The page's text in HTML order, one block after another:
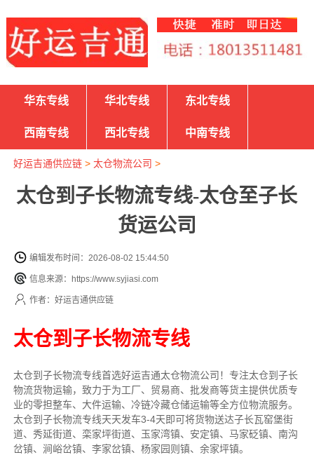
华东专线 华北专线 东北专线
西南专线 西北专线 中南专线
好运吉通供应链> 太仓物流公司 >
太仓到子长物流专线-太仓至子长
货运公司
编辑发布时间：2026-08-02 15:44:50
信息来源：https://www.syjiasi.com
作者：好运吉通供应链
太仓到子长物流专线
太仓到子长物流专线首选好运吉通太仓物流公司！专注太仓到子长
物流货物运输，致力于为工厂、贸易商、批发商等货主提供优质专
业的零担整车、大件运输、冷链冷藏仓储运输等全方位物流服务。
太仓到子长物流专线天天发车3-4天即可将货物送达子长瓦窑堡街
道、秀延街道、栾家坪街道、玉家湾镇、安定镇、马家砭镇、南沟
岔镇、涧峪岔镇、李家岔镇、杨家园则镇、余家坪镇。